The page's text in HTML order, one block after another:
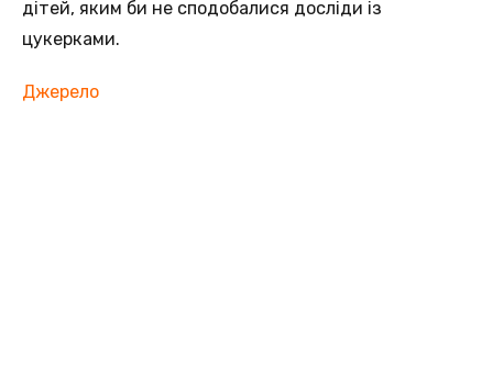
дітей, яким би не сподобалися досліди із
цукерками.
Джерело